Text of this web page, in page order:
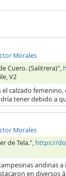
Morales
Cuero. (Salitrera)",
V2
calzado
tener debido a
Morales
de Tela.", https://
andinas
en